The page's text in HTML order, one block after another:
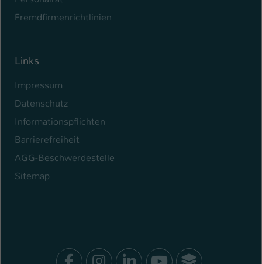
Fremdfirmenrichtlinien
Links
Impressum
Datenschutz
Informationspflichten
Barrierefreiheit
AGG-Beschwerdestelle
Sitemap